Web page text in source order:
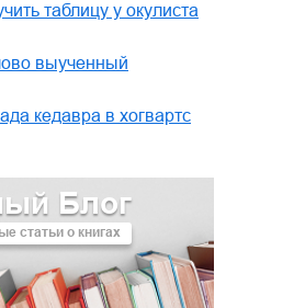
Блог
статьи о книгах
таблицу у окулиста
выученный
кедавра в хогвартс